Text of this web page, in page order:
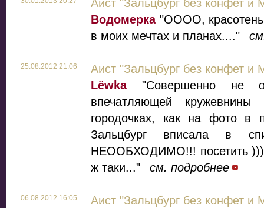
Аист "Зальцбург без конфет и
Водомерка"ОООО,
в моих мечтах и планах...."
25.08.2012 21:06
Аист "Зальцбург без конфет и
Lёwka"Совершенно не
впечатляющей
городочках, как на фото в
Зальцбург вписала в
НЕООБХОДИМО!!! посетить )))
ж таки..."
см. подробнее
06.08.2012 16:05 Аист "Зальцбург без конфет и